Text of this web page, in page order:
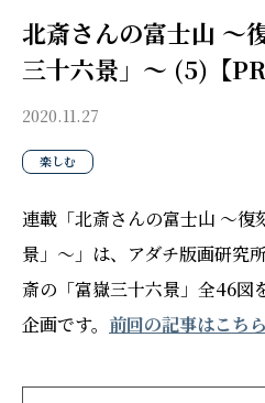
北斎さんの富士山 〜
三十六景」〜 (5)【PR
2020.11.27
楽しむ
連載「北斎さんの富士山 〜復
景」〜」は、アダチ版画研究
斎の「富嶽三十六景」全46図
企画です。 前回の記事はこち